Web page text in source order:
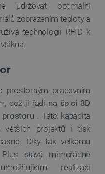
udržovat optimální
zobrazením teploty a
technologii RFID k
prostorným pracovním
což ji řadí na špici 3D
prostoru . Tato kapacita
větších projektů i tisk
Díky tak velkému
stává mimořádně
realizaci